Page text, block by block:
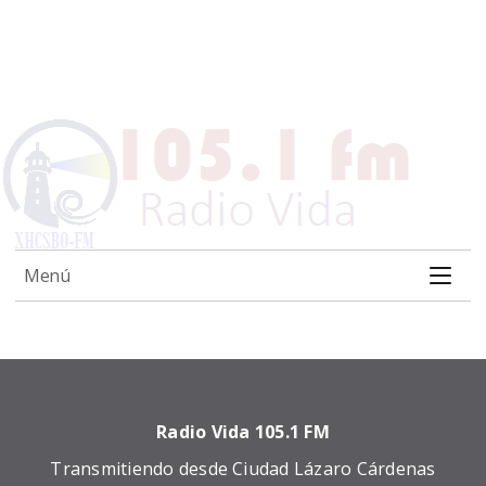
Menú
Radio Vida 105.1 FM
Transmitiendo desde Ciudad Lázaro Cárdenas